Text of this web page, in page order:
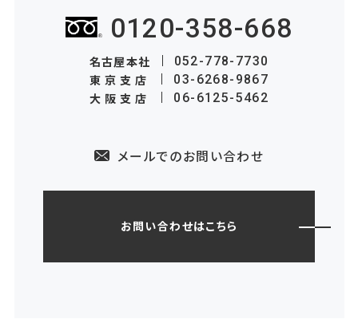
0120-358-668
名古屋本社 052-778-7730
東京支店 03-6268-9867
大阪支店 06-6125-5462
メールでのお問い合わせ
お問い合わせはこちら